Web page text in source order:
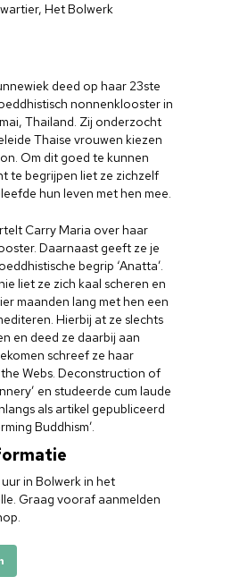
deed op haar 23ste
nonnenklooster in
Thailand. Zij onderzocht
Thaise vrouwen kiezen
Om dit goed te kunnen
te begrijpen liet ze zichzelf
hun leven met hen mee.
Carry Maria over haar
Daarnaast geeft ze je
begrip ‘Anatta’.
liet ze zich kaal scheren en
maanden lang met hen een
Hierbij at ze slechts
en deed ze daarbij aan
schreef ze haar
Webs. Deconstruction of
en studeerde cum laude
als artikel gepubliceerd
Buddhism’.
in Bolwerk in het
Graag vooraf aanmelden
Het Bolwerk